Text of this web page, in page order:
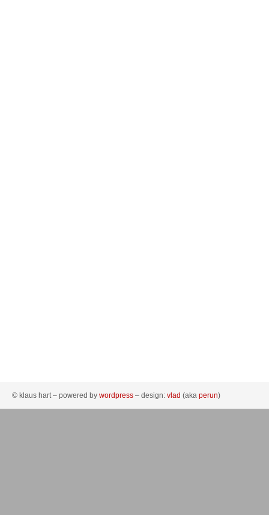
© klaus hart – powered by wordpress – design: vlad (aka perun)